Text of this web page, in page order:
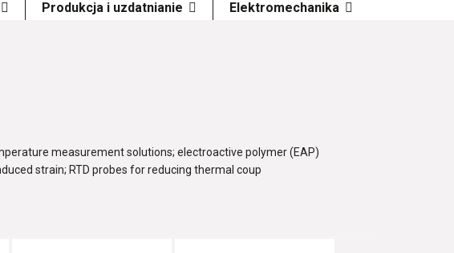
Produkcja i uzdatnianie Elektromechanika
measurement solutions; electroactive polymer (EAP)
strain; RTD probes for reducing thermal coup